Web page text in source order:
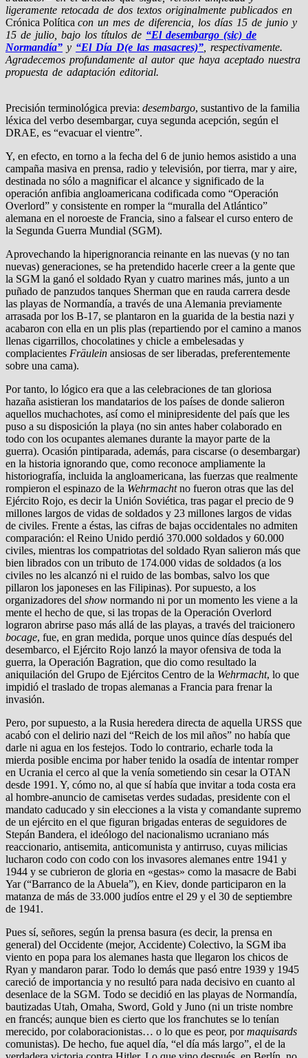
ligeramente retocada de dos textos originalmente publicados en
Crónica Política con un mes de diferencia, los días 15 de junio y
15 de julio, bajo los títulos de “El desembargo (sic) de
Normandía” y “El Día D(e las masacres)”, respectivamente.
Agradecemos profundamente al autor que haya aceptado nuestra
propuesta de adaptación editorial.
Precisión terminológica previa: desembargo, sustantivo de la familia
léxica del verbo desembargar, cuya segunda acepción, según el
DRAE, es “evacuar el vientre”.
Y, en efecto, en torno a la fecha del 6 de junio hemos asistido a una
campaña masiva en prensa, radio y televisión, por tierra, mar y aire,
destinada no sólo a magnificar el alcance y significado de la
operación anfibia angloamericana codificada como “Operación
Overlord” y consistente en romper la “muralla del Atlántico”
alemana en el noroeste de Francia, sino a falsear el curso entero de
la Segunda Guerra Mundial (SGM).
Aprovechando la hiperignorancia reinante en las nuevas (y no tan
nuevas) generaciones, se ha pretendido hacerle creer a la gente que
la SGM la ganó el soldado Ryan y cuatro marines más, junto a un
puñado de panzudos tanques Sherman que en rauda carrera desde
las playas de Normandía, a través de una Alemania previamente
arrasada por los B-17, se plantaron en la guarida de la bestia nazi y
acabaron con ella en un plis plas (repartiendo por el camino a manos
llenas cigarrillos, chocolatines y chicle a embelesadas y
complacientes Fräulein ansiosas de ser liberadas, preferentemente
sobre una cama).
Por tanto, lo lógico era que a las celebraciones de tan gloriosa
hazaña asistieran los mandatarios de los países de donde salieron
aquellos muchachotes, así como el minipresidente del país que les
puso a su disposición la playa (no sin antes haber colaborado en
todo con los ocupantes alemanes durante la mayor parte de la
guerra). Ocasión pintiparada, además, para ciscarse (o desembargar)
en la historia ignorando que, como reconoce ampliamente la
historiografía, incluida la angloamericana, las fuerzas que realmente
rompieron el espinazo de la Wehrmachtno fueron otras que las del
Ejército Rojo, es decir la Unión Soviética, tras pagar el precio de 9
millones largos de vidas de soldados y 23 millones largos de vidas
de civiles. Frente a éstas, las cifras de bajas occidentales no admiten
comparación: el Reino Unido perdió 370.000 soldados y 60.000
civiles, mientras los compatriotas del soldado Ryan salieron más que
bien librados con un tributo de 174.000 vidas de soldados (a los
civiles no les alcanzó ni el ruido de las bombas, salvo los que
pillaron los japoneses en las Filipinas). Por supuesto, a los
organizadores del show normando ni por un momento les viene a la
mente el hecho de que, si las tropas de la Operación Overlord
lograron abrirse paso más allá de las playas, a través del traicionero
bocage, fue, en gran medida, porque unos quince días después del
desembarco, el Ejército Rojo lanzó la mayor ofensiva de toda la
guerra, la Operación Bagration, que dio como resultado la
aniquilación del Grupo de Ejércitos Centro de la Wehrmacht, lo que
impidió el traslado de tropas alemanas a Francia para frenar la
invasión.
Pero, por supuesto, a la Rusia heredera directa de aquella URSS que
acabó con el delirio nazi del “Reich de los mil años” no había que
darle ni agua en los festejos. Todo lo contrario, echarle toda la
mierda posible encima por haber tenido la osadía de intentar romper
en Ucrania el cerco al que la venía sometiendo sin cesar la OTAN
desde 1991. Y, cómo no, al que sí había que invitar a toda costa era
al hombre-anuncio de camisetas verdes sudadas, presidente con el
mandato caducado y sin elecciones a la vista y comandante supremo
de un ejército en el que figuran brigadas enteras de seguidores de
Stepán Bandera, el ideólogo del nacionalismo ucraniano más
reaccionario, antisemita, anticomunista y antirruso, cuyas milicias
lucharon codo con codo con los invasores alemanes entre 1941 y
1944 y se cubrieron de gloria en «gestas» como la masacre de Babi
Yar (“Barranco de la Abuela”), en Kiev, donde participaron en la
matanza de más de 33.000 judíos entre el 29 y el 30 de septiembre
de 1941.
Pues sí, señores, según la prensa basura (es decir, la prensa en
general) del Occidente (mejor, Accidente) Colectivo, la SGM iba
viento en popa para los alemanes hasta que llegaron los chicos de
Ryan y mandaron parar. Todo lo demás que pasó entre 1939 y 1945
careció de importancia y no resultó para nada decisivo en cuanto al
desenlace de la SGM. Todo se decidió en las playas de Normandía,
bautizadas Utah, Omaha, Sword, Gold y Juno (ni un triste nombre
en francés; aunque bien es cierto que los franchutes se lo tenían
merecido, por colaboracionistas… o lo que es peor, pormaquisards
comunistas). De hecho, fue aquel día, “el día más largo”, el de la